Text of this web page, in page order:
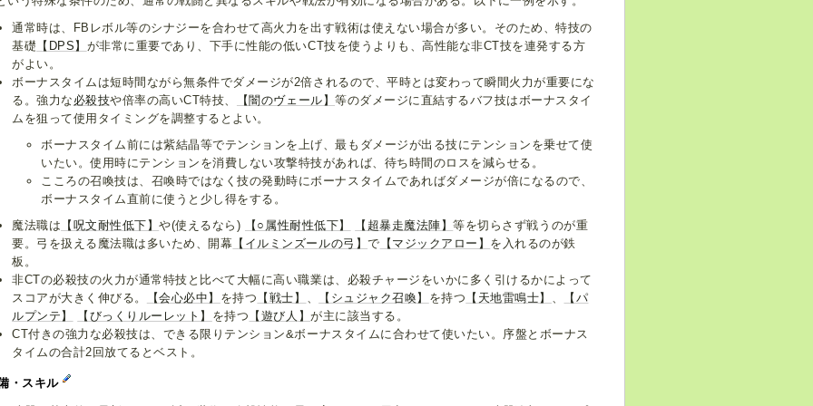
通常時は、FBレボル等のシナジーを合わせて高火力を出す戦術は使えない場合が多い。そのため、特技の
基礎 【DPS】 が非常に重要であり、下手に性能の低いCT技を使うよりも、高性能な非CT技を連発する方
がよい。
ボーナスタイムは短時間ながら無条件でダメージが2倍されるので、平時とは変わって瞬間火力が重要にな
る。強力な 必殺技や倍率の高いCT特技、 【闇のヴェール】等のダメージに直結するバフ技はボーナスタイ
ムを狙って使用タイミングを調整するとよい。
ボーナスタイム前には紫結晶等でテンションを上げ、最もダメージが出る技にテンションを乗せて使
いたい。使用時にテンションを消費しない攻撃特技があれば、待ち時間のロスを減らせる。
こころの召喚技は、召喚時ではなく技の発動時にボーナスタイムであればダメージが倍になるので、
ボーナスタイム直前に使うと少し得をする。
魔法職は 【呪文耐性低下】や(使えるなら) 【○属性耐性低下】 【超暴走魔法陣】等を切らさず戦うのが重
要。弓を扱える魔法職は多いため、開幕 【イルミンズールの弓】で 【マジックアロー】 を入れるのが鉄
板。
非CTの必殺技の火力が通常特技と比べて大幅に高い職業は、必殺チャージをいかに多く引けるかによって
スコアが大きく伸びる。
【会心必中】 を持つ 【戦士】 【シュジャク召喚】 を持つ 【天地雷鳴士】
【パ
ルプンテ】
【びっくりルーレット】 を持つ 【遊び人】が主に該当する。
CT付きの強力な必殺技は、できる限りテンション&ボーナスタイムに合わせて使いたい。序盤とボーナス
タイムの合計2回放てるとベスト。
・スキル